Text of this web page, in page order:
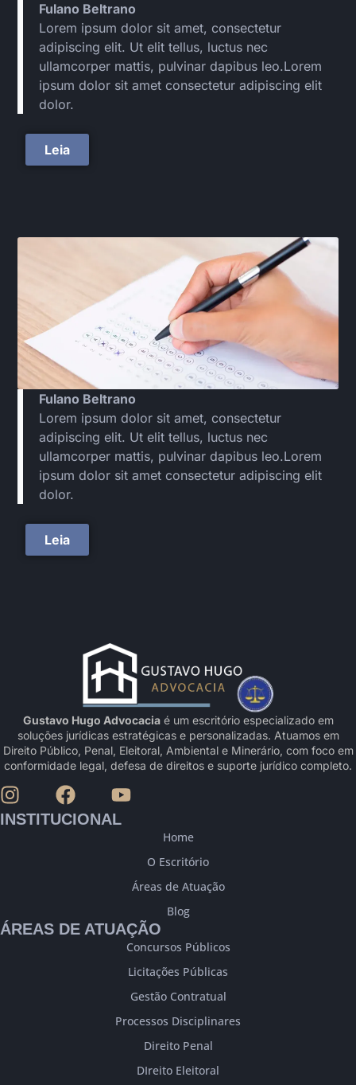
Fulano Beltrano
Lorem ipsum dolor sit amet, consectetur
adipiscing elit. Ut elit tellus, luctus nec
ullamcorper mattis, pulvinar dapibus leo.Lorem
ipsum dolor sit amet consectetur adipiscing elit
dolor.
Leia
Fulano Beltrano
Lorem ipsum dolor sit amet, consectetur
adipiscing elit. Ut elit tellus, luctus nec
ullamcorper mattis, pulvinar dapibus leo.Lorem
ipsum dolor sit amet consectetur adipiscing elit
dolor.
Leia
Gustavo Hugo Advocaciaé um escritório especializado em
soluções jurídicas estratégicas e personalizadas. Atuamos em
Direito Público, Penal, Eleitoral, Ambiental e Minerário, com foco em
conformidade legal, defesa de direitos e suporte jurídico completo.
INSTITUCIONAL
Home
O Escritório
Áreas de Atuação
Blog
ÁREAS DE ATUAÇÃO
Concursos Públicos
Licitações Públicas
Gestão Contratual
Processos Disciplinares
Direito Penal
DIreito Eleitoral